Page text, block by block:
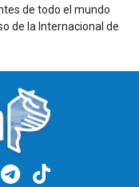
de todo el mundo
de la Internacional de